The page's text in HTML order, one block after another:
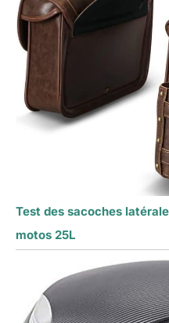
Test des sacoches
motos 25L